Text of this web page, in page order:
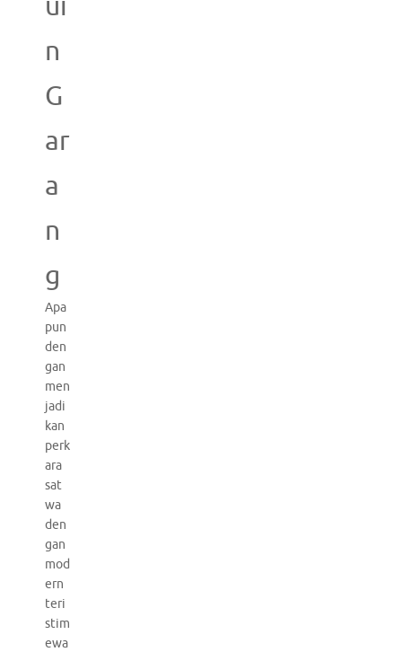
n
G
ar
a
n
g
Apa
pun
den
gan
men
jadi
kan
perk
ara
sat
wa
den
gan
mod
ern
teri
stim
ewa